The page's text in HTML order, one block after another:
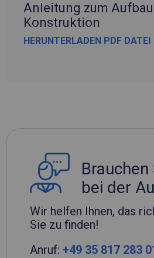
Anleitung zum
Konstruktion
HERUNTERLADEN PDF DATEI
bei der
Wir helfen Ihnen, das
Sie zu finden!
Anruf: +49 35 817 283